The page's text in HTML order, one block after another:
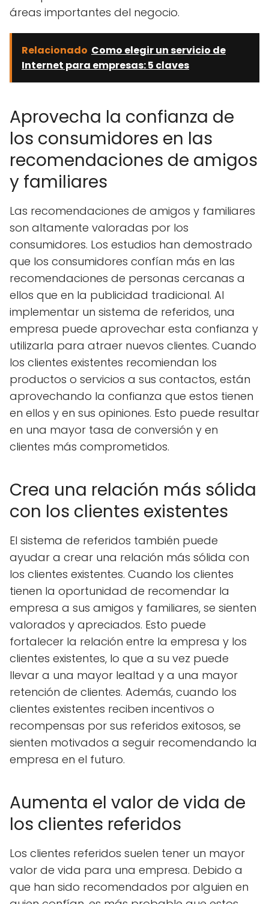
áreas importantes del negocio.
Relacionado Como elegir un servicio de
Internet para empresas: 5 claves
Aprovecha la confianza de
los consumidores en las
recomendaciones de amigos
y familiares
Las recomendaciones de amigos y familiares
son altamente valoradas por los
consumidores. Los estudios han demostrado
que los consumidores confían más en las
recomendaciones de personas cercanas a
ellos que en la publicidad tradicional. Al
implementar un sistema de referidos, una
empresa puede aprovechar esta confianza y
utilizarla para atraer nuevos clientes. Cuando
los clientes existentes recomiendan los
productos o servicios a sus contactos, están
aprovechando la confianza que estos tienen
en ellos y en sus opiniones. Esto puede resultar
en una mayor tasa de conversión y en
clientes más comprometidos.
Crea una relación más sólida
con los clientes existentes
El sistema de referidos también puede
ayudar a crear una relación más sólida con
los clientes existentes. Cuando los clientes
tienen la oportunidad de recomendar la
empresa a sus amigos y familiares, se sienten
valorados y apreciados. Esto puede
fortalecer la relación entre la empresa y los
clientes existentes, lo que a su vez puede
llevar a una mayor lealtad y a una mayor
retención de clientes. Además, cuando los
clientes existentes reciben incentivos o
recompensas por sus referidos exitosos, se
sienten motivados a seguir recomendando la
empresa en el futuro.
Aumenta el valor de vida de
los clientes referidos
Los clientes referidos suelen tener un mayor
valor de vida para una empresa. Debido a
que han sido recomendados por alguien en